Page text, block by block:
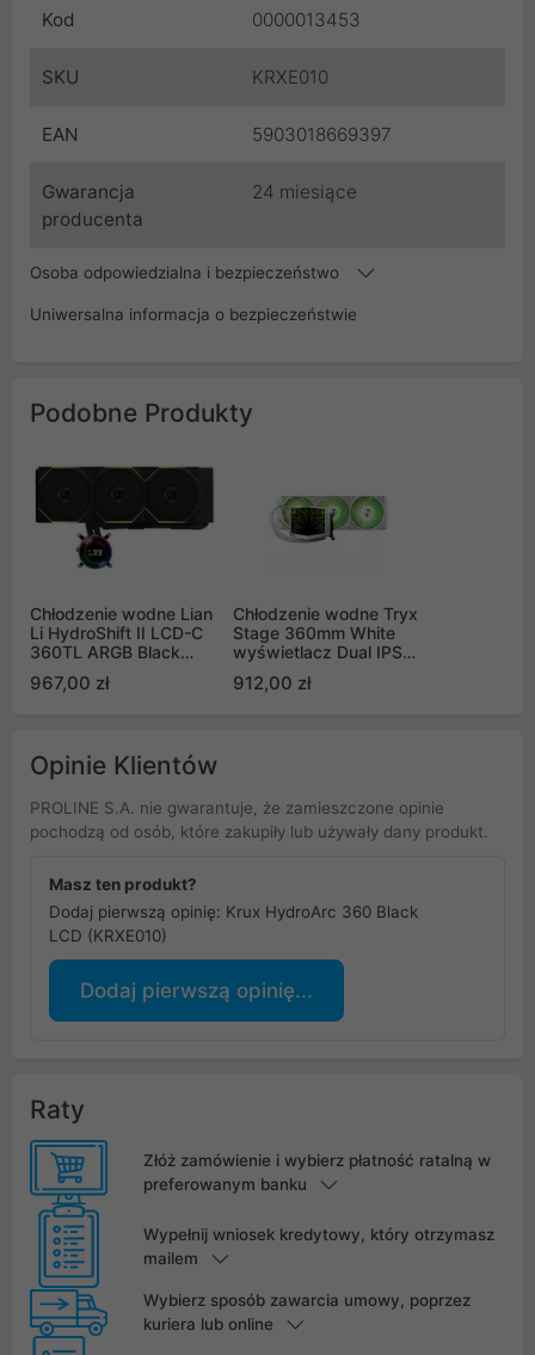
Kod 0000013453
SKU KRXE010
EAN 5903018669397
Gwarancja
producenta
24 miesiące
Osoba odpowiedzialna i bezpieczeństwo
Uniwersalna informacja o bezpieczeństwie
Podobne Produkty
Chłodzenie wodne Lian
Li HydroShift II LCD-C
360TL ARGB Black
967,00 zł
Chłodzenie wodne Tryx
Stage 360mm White
wyświetlacz Dual IPS
912,00 zł
Opinie Klientów
PROLINE S.A. nie gwarantuje, że zamieszczone opinie
pochodzą od osób, które zakupiły lub używały dany produkt.
Masz ten produkt?
Dodaj pierwszą opinię: Krux HydroArc 360 Black
LCD (KRXE010)
Dodaj pierwszą opinię...
Raty
Złóż zamówienie i wybierz płatność ratalną w
preferowanym banku
Wypełnij wniosek kredytowy, który otrzymasz
mailem
Wybierz sposób zawarcia umowy, poprzez
kuriera lub online